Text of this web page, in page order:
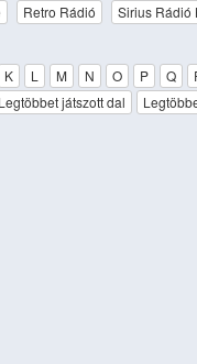
Retro Rádió Sirius Rádió
K L M N O P Q
Legtöbbet játszott dal